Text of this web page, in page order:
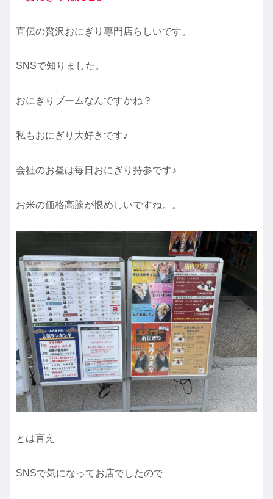
直伝の贅沢おにぎり専門店らしいです。
SNSで知りました。
おにぎりブームなんですかね？
私もおにぎり大好きです♪
会社のお昼は毎日おにぎり持参です♪
お米の価格高騰が恨めしいですね。。
とは言え
SNSで気になってお店でしたので